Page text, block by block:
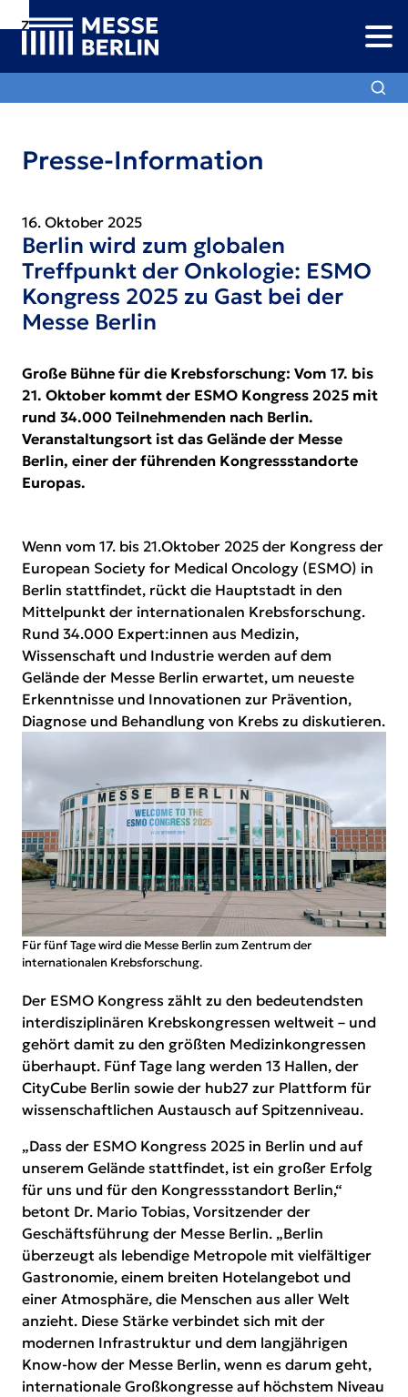
Zur
Navigation
Zur
Suche
Zum
Hauptinhalt
Presse-Information
16. Oktober 2025
Berlin wird zum globalen
Treffpunkt der Onkologie: ESMO
Kongress 2025 zu Gast bei der
Messe Berlin
Große Bühne für die Krebsforschung: Vom 17. bis
21. Oktober kommt der ESMO Kongress 2025 mit
rund 34.000 Teilnehmenden nach Berlin.
Veranstaltungsort ist das Gelände der Messe
Berlin, einer der führenden Kongressstandorte
Europas.
Wenn vom 17. bis 21.Oktober 2025 der Kongress der
European Society for Medical Oncology (ESMO) in
Berlin stattfindet, rückt die Hauptstadt in den
Mittelpunkt der internationalen Krebsforschung.
Rund 34.000 Expert:innen aus Medizin,
Wissenschaft und Industrie werden auf dem
Gelände der Messe Berlin erwartet, um neueste
Erkenntnisse und Innovationen zur Prävention,
Diagnose und Behandlung von Krebs zu diskutieren.
Für fünf Tage wird die Messe Berlin zum Zentrum der
internationalen Krebsforschung.
Der ESMO Kongress zählt zu den bedeutendsten
interdisziplinären Krebskongressen weltweit – und
gehört damit zu den größten Medizinkongressen
überhaupt. Fünf Tage lang werden 13 Hallen, der
CityCube Berlin sowie der hub27 zur Plattform für
wissenschaftlichen Austausch auf Spitzenniveau.
„Dass der ESMO Kongress 2025 in Berlin und auf
unserem Gelände stattfindet, ist ein großer Erfolg
für uns und für den Kongressstandort Berlin,“
betont Dr. Mario Tobias, Vorsitzender der
Geschäftsführung der Messe Berlin. „Berlin
überzeugt als lebendige Metropole mit vielfältiger
Gastronomie, einem breiten Hotelangebot und
einer Atmosphäre, die Menschen aus aller Welt
anzieht. Diese Stärke verbindet sich mit der
modernen Infrastruktur und dem langjährigen
Know-how der Messe Berlin, wenn es darum geht,
internationale Großkongresse auf höchstem Niveau